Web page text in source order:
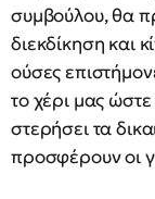
συμβούλου, θα
διεκδίκηση και
ούσες
το χέρι μας
στερήσει τα
προσφέρουν οι